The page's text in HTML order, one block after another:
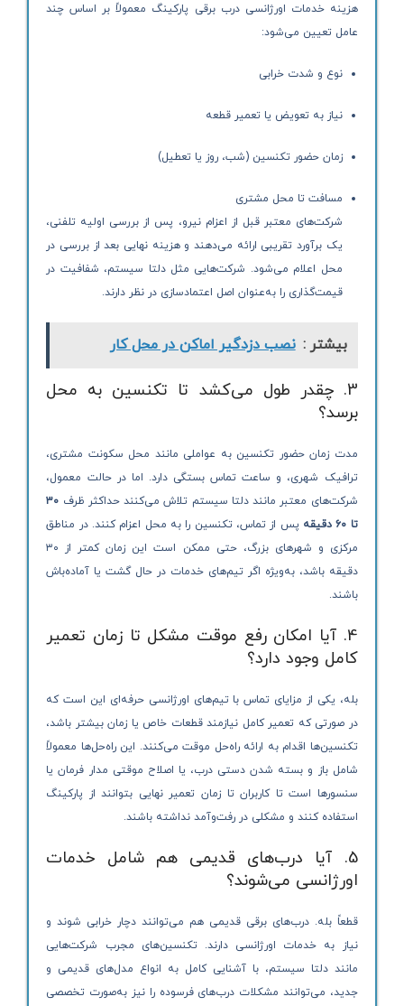
هزینه خدمات اورژانسی درب برقی پارکینگ معمولاً بر اساس چند
عامل تعیین می‌شود:
نوع و شدت خرابی
نیاز به تعویض یا تعمیر قطعه
زمان حضور تکنسین (شب، روز یا تعطیل)
مسافت تا محل مشتری
شرکت‌های معتبر قبل از اعزام نیرو، پس از بررسی اولیه تلفنی،
یک برآورد تقریبی ارائه می‌دهند و هزینه نهایی بعد از بررسی در
محل اعلام می‌شود. شرکت‌هایی مثل دلتا سیستم، شفافیت در
قیمت‌گذاری را به‌عنوان اصل اعتمادسازی در نظر دارند.
بیشتر : نصب دزدگیر اماکن در محل کار
3. چقدر طول می‌کشد تا تکنسین به محل
برسد؟
مدت زمان حضور تکنسین به عواملی مانند محل سکونت مشتری،
ترافیک شهری، و ساعت تماس بستگی دارد. اما در حالت معمول،
شرکت‌های معتبر مانند دلتا سیستم تلاش می‌کنند حداکثر ظرف ۳۰
تا ۶۰ دقیقه
پس از تماس، تکنسین را به محل اعزام کنند. در مناطق
مرکزی و شهرهای بزرگ، حتی ممکن است این زمان کمتر از ۳۰
دقیقه باشد، به‌ویژه اگر تیم‌های خدمات در حال گشت یا آماده‌باش
باشند.
4. آیا امکان رفع موقت مشکل تا زمان تعمیر
کامل وجود دارد؟
بله، یکی از مزایای تماس با تیم‌های اورژانسی حرفه‌ای این است که
در صورتی که تعمیر کامل نیازمند قطعات خاص یا زمان بیشتر باشد،
تکنسین‌ها اقدام به ارائه راه‌حل موقت می‌کنند. این راه‌حل‌ها معمولاً
شامل باز و بسته شدن دستی درب، یا اصلاح موقتی مدار فرمان یا
سنسورها است تا کاربران تا زمان تعمیر نهایی بتوانند از پارکینگ
استفاده کنند و مشکلی در رفت‌وآمد نداشته باشند.
5. آیا درب‌های قدیمی هم شامل خدمات
اورژانسی می‌شوند؟
قطعاً بله. درب‌های برقی قدیمی هم می‌توانند دچار خرابی شوند و
نیاز به خدمات اورژانسی دارند. تکنسین‌های مجرب شرکت‌هایی
مانند دلتا سیستم، با آشنایی کامل به انواع مدل‌های قدیمی و
جدید، می‌توانند مشکلات درب‌های فرسوده را نیز به‌صورت تخصصی